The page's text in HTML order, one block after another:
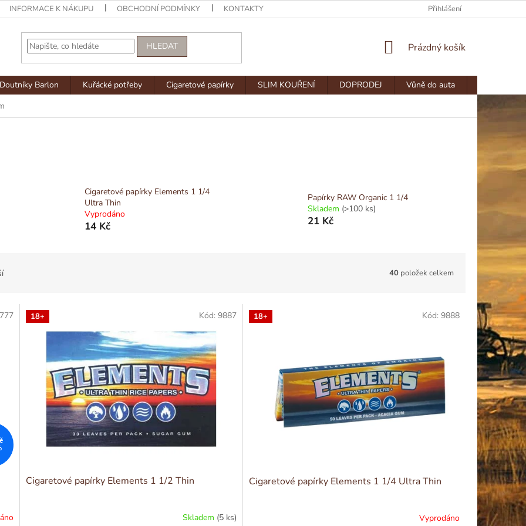
INFORMACE K NÁKUPU OBCHODNÍ PODMÍNKY KONTAKTY Přihlášení
HLEDAT
NÁKUPNÍ
Prázdný košík
Doutníky Barlon Kuřácké potřeby Cigaretové papírky SLIM KOUŘENÍ DOPRODEJ Vůně do auta
Cigaretové papírky Elements 1 1/4
Ultra Thin
Vyprodáno
14 Kč
Papírky RAW Organic 1 1/4
Skladem (>100 ks)
21 Kč
40 položek celkem
18+
Cigaretové papírky Elements 1 1/2 Thin
Skladem (5 ks)
Kód: 9887 18+
Cigaretové papírky Elements 1 1/4 Ultra Thin
Vyprodáno
Kód: 9888